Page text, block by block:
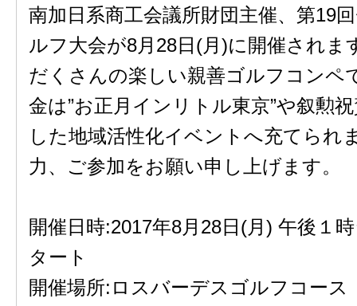
南加日系商工会議所財団主催、第19
ルフ大会が8月28日(月)に開催されま
だくさんの楽しい親善ゴルフコンペ
金は”お正月インリトル東京”や叙勲
した地域活性化イベントへ充てられ
力、ご参加をお願い申し上げます。
開催日時:2017年8月28日(月) 午後１
タート
開催場所:ロスバーデスゴルフコース